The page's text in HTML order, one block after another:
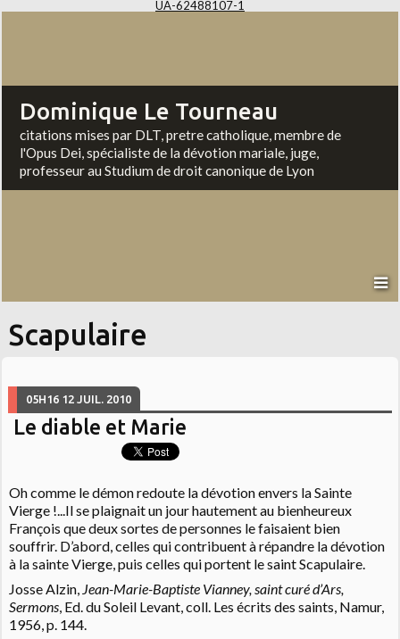
UA-62488107-1
Dominique Le Tourneau
citations mises par DLT, pretre catholique, membre de
l'Opus Dei, spécialiste de la dévotion mariale, juge,
professeur au Studium de droit canonique de Lyon
Scapulaire
05H16 12 JUIL. 2010
Le diable et Marie
Oh comme le démon redoute la dévotion envers la Sainte
Vierge !...Il se plaignait un jour hautement au bienheureux
François que deux sortes de personnes le faisaient bien
souffrir. D’abord, celles qui contribuent à répandre la dévotion
à la sainte Vierge, puis celles qui portent le saint Scapulaire.
Josse Alzin, Jean-Marie-Baptiste Vianney, saint curé d’Ars,
Sermons, Ed. du Soleil Levant, coll. Les écrits des saints, Namur,
1956, p. 144.